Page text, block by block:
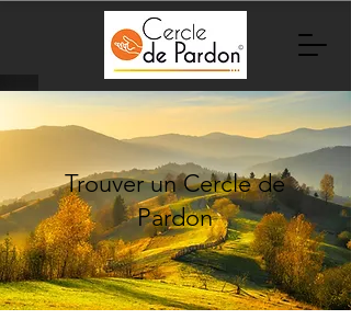
Trouver un Cercle de
Pardon